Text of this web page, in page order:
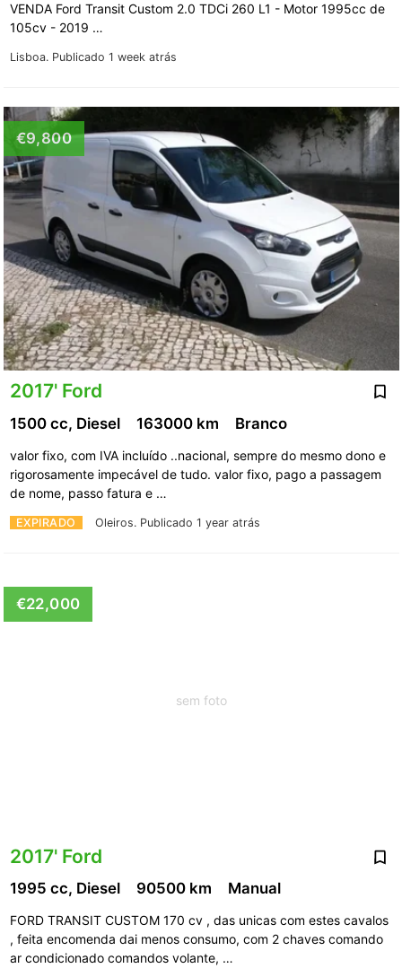
Lisboa. Publicado 1 week atrás
VENDA Ford Transit Custom 2.0 TDCi 260 L1 - Motor 1995cc de
105cv - 2019 …
€9,800
2017' Ford
EXPIRADO Oleiros. Publicado 1 year atrás
1500 cc, Diesel 163000 km Branco
valor fixo, com IVA incluído ..nacional, sempre do mesmo dono e
rigorosamente impecável de tudo. valor fixo, pago a passagem
de nome, passo fatura e …
sem foto
€22,000
2017' Ford
1995 cc, Diesel 90500 km Manual
FORD TRANSIT CUSTOM 170 cv , das unicas com estes cavalos
, feita encomenda dai menos consumo, com 2 chaves comando
ar condicionado comandos volante, …